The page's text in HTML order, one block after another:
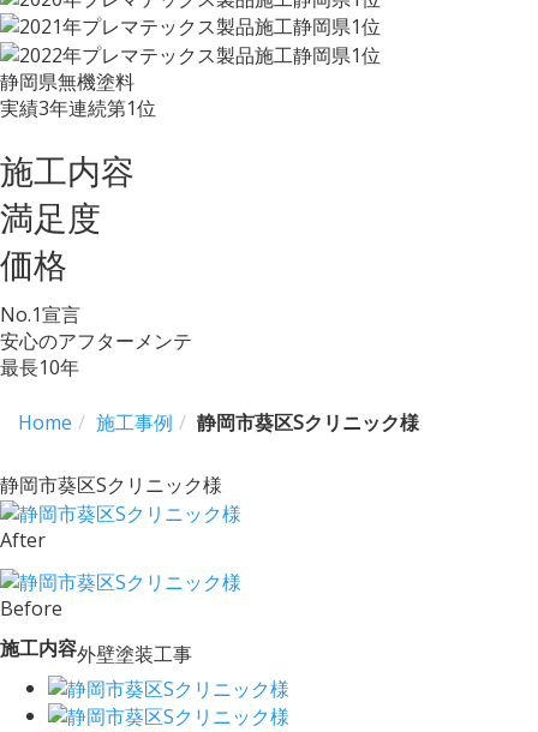
静岡県無機塗料
実績3年連続第1位
施工内容
満足度
価格
No.1宣言
安心のアフターメンテ
最長10年
Home 施工事例 静岡市葵区Sクリニック様
静岡市葵区Sクリニック様
After
Before
施工内容外壁塗装工事